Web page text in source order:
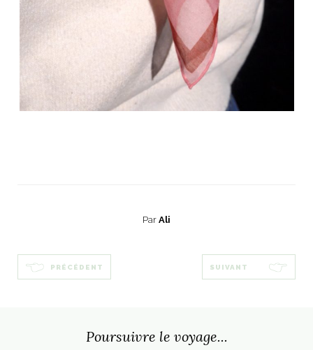
Par Ali
PRÉCÉDENT SUIVANT
Poursuivre le voyage...